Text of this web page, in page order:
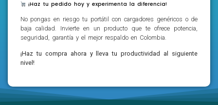
¡Haz tu pedido hoy y experimenta la diferencia!
No pongas en riesgo tu portátil con cargadores genéricos o de
baja calidad. Invierte en un producto que te ofrece potencia,
seguridad, garantía y el mejor respaldo en Colombia.
¡Haz tu compra ahora y lleva tu productividad al siguiente
nivel!